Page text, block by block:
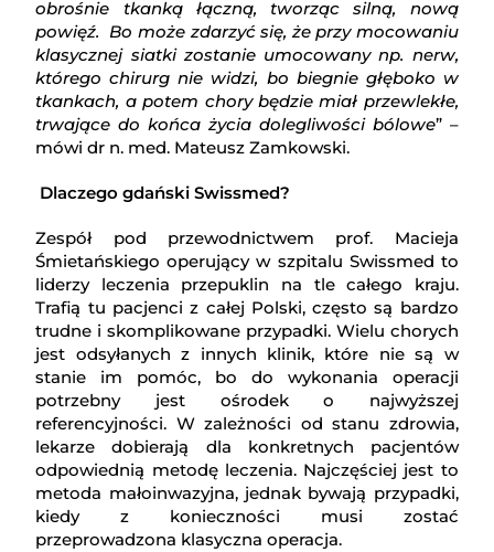
obrośnie tkanką łączną, tworząc silną, nową
powięź. Bo może zdarzyć się, że przy mocowaniu
klasycznej siatki zostanie umocowany np. nerw,
którego chirurg nie widzi, bo biegnie głęboko w
tkankach, a potem chory będzie miał przewlekłe,
trwające do końca życia dolegliwości bólowe” –
mówi dr n. med. Mateusz Zamkowski.
Dlaczego gdański Swissmed?
Zespół pod przewodnictwem prof. Macieja
Śmietańskiego operujący w szpitalu Swissmed to
liderzy leczenia przepuklin na tle całego kraju.
Trafią tu pacjenci z całej Polski, często są bardzo
trudne i skomplikowane przypadki. Wielu chorych
jest odsyłanych z innych klinik, które nie są w
stanie im pomóc, bo do wykonania operacji
potrzebny jest ośrodek o najwyższej
referencyjności. W zależności od stanu zdrowia,
lekarze dobierają dla konkretnych pacjentów
odpowiednią metodę leczenia. Najczęściej jest to
metoda małoinwazyjna, jednak bywają przypadki,
kiedy z konieczności musi zostać
przeprowadzona klasyczna operacja.